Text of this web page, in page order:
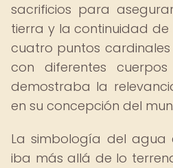
sacrificios para
tierra y la continuidad de
cuatro puntos
con diferentes
demostraba la
en su concepción del
La simbología del
iba más allá de lo